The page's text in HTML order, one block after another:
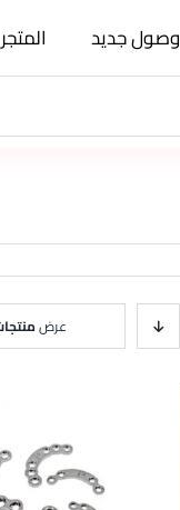
وصول جديد المتجر
عرضمنتجات